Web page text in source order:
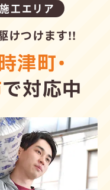
工エリア
けつけます!!
津町・
で対応中